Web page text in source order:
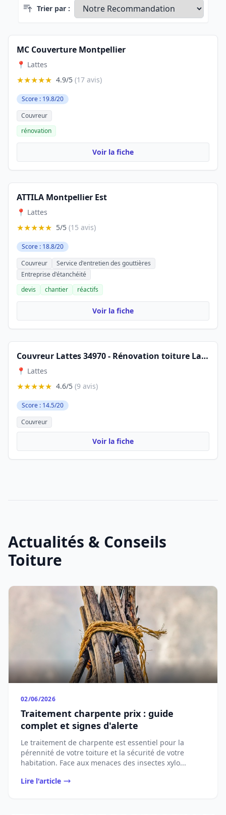
Trier par :
MC Couverture Montpellier
📍 Lattes
★★★★★ 4.9/5 (17 avis)
Score : 19.8/20
Couvreur
rénovation
Voir la fiche
ATTILA Montpellier Est
📍 Lattes
★★★★★ 5/5 (15 avis)
Score : 18.8/20
Couvreur
Service d'entretien des gouttières
Entreprise d'étanchéité
devis
chantier réactifs
Voir la fiche
Couvreur Lattes 34970 - Rénovation toiture Lattes - fuite toiture 34 - Nettoyage toiture - Réparation fuite toiture
📍 Lattes
★★★★★ 4.6/5 (9 avis)
Score : 14.5/20
Couvreur
Voir la fiche
Actualités & Conseils
Toiture
02/06/2026
Traitement charpente prix : guide
complet et signes d'alerte
Le traitement de charpente est essentiel pour la
pérennité de votre toiture et la sécurité de votre
habitation. Face aux menaces des insectes xylo...
Lire l'article